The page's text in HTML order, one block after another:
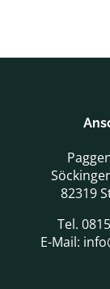
82319
Tel.
E-Mail: